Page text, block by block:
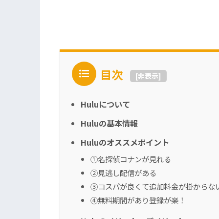
目次 [非表示]
Huluについて
Huluの基本情報
Huluのオススメポイント
①名探偵コナンが見れる
②見逃し配信がある
③コスパが良くて追加料金が掛からな
④無料期間があり登録が楽！